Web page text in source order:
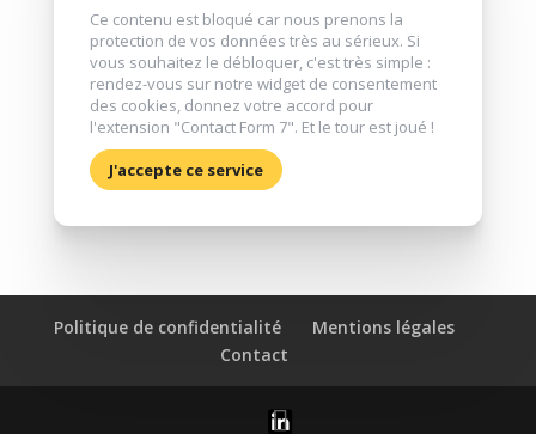
Ce contenu est bloqué car nous prenons la
protection de vos données très au sérieux. Si
vous souhaitez le débloquer, c'est très simple :
rendez-vous sur notre widget de consentement
des cookies, donnez votre accord pour
l'extension "Contact Form 7". Et le tour est joué !
J'accepte ce service
Politique de confidentialité
Mentions légales
Contact